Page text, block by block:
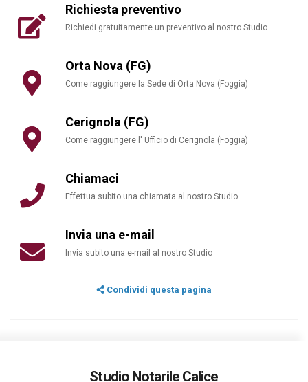
Richiesta preventivo
Richiedi gratuitamente un preventivo al nostro Studio
Orta Nova (FG)
Come raggiungere la Sede di Orta Nova (Foggia)
Cerignola (FG)
Come raggiungere l' Ufficio di Cerignola (Foggia)
Chiamaci
Effettua subito una chiamata al nostro Studio
Invia una e-mail
Invia subito una e-mail al nostro Studio
Condividi questa pagina
Studio Notarile Calice
Facebook